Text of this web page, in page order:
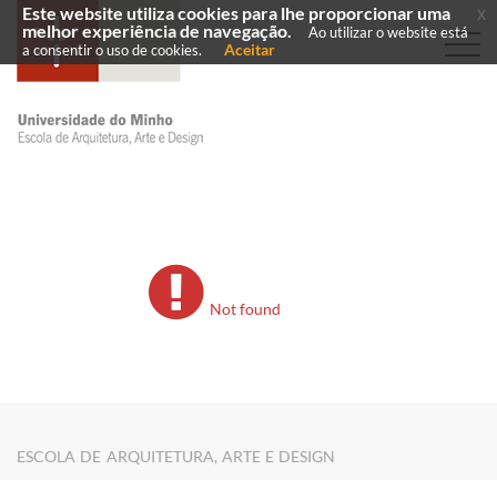
Not found
ESCOLA DE ARQUITETURA, ARTE E DESIGN
Este website utiliza cookies para lhe proporcionar uma
melhor experiência de navegação.
Ao utilizar o website está
a consentir o uso de cookies.
Aceitar
x